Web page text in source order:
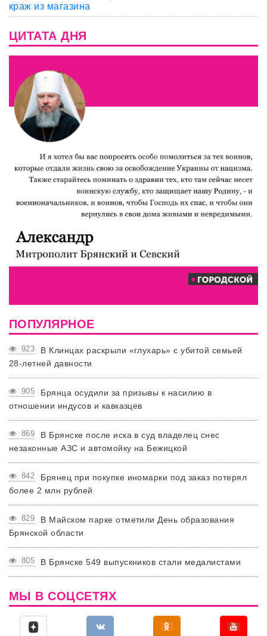
краж из магазина
ЦИТАТА ДНЯ
ПОПУЛЯРНОЕ
923
В Клинцах раскрыли «глухарь» с убитой семьей
28-летней давности
905
Брянца осудили за призывы к насилию в
отношении индусов и кавказцев
869
В Брянске после иска в суд владелец снес
незаконные АЗС и автомойку на Бежицкой
842
Брянец при покупке иномарки под заказ потерял
более 2 млн рублей
829
В Майском парке отметили День образования
Брянской области
805 В Брянске 549 выпускников стали медалистами
МЫ В СОЦСЕТЯХ